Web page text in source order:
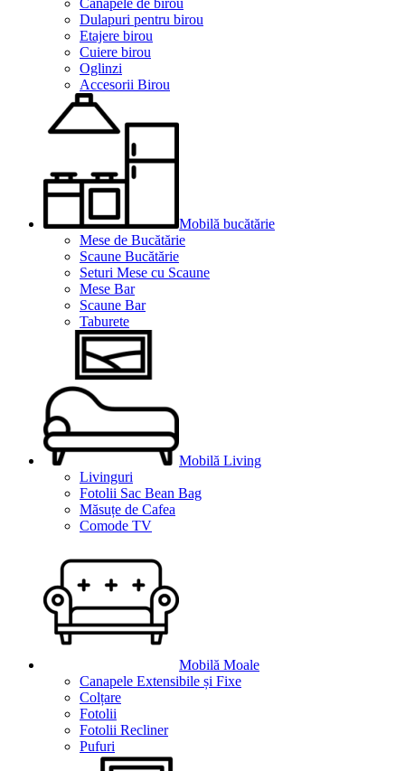
Dulapuri pentru birou
Etajere birou
Cuiere birou
Oglinzi
Accesorii Birou
Mobilă bucătărie
Mese de Bucătărie
Scaune Bucătărie
Seturi Mese cu Scaune
Mese Bar
Scaune Bar
Taburete
Mobilă Living
Livinguri
Fotolii Sac Bean Bag
Măsuțe de Cafea
Comode TV
Mobilă Moale
Canapele Extensibile și Fixe
Colțare
Fotolii
Fotolii Recliner
Pufuri